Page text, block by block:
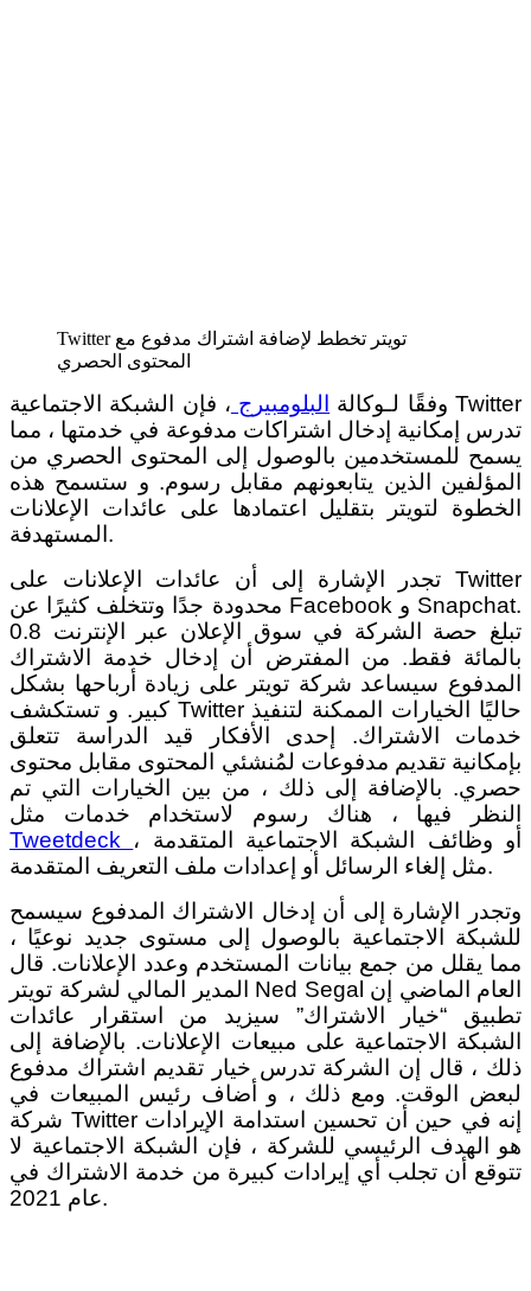
Twitter تويتر تخطط لإضافة اشتراك مدفوع مع
المحتوى الحصري
وفقًا لـوكالة البلومبيرج ، فإن الشبكة الاجتماعية Twitter
تدرس إمكانية إدخال اشتراكات مدفوعة في خدمتها ، مما
يسمح للمستخدمين بالوصول إلى المحتوى الحصري من
المؤلفين الذين يتابعونهم مقابل رسوم. و ستسمح هذه
الخطوة لتويتر بتقليل اعتمادها على عائدات الإعلانات
المستهدفة.
تجدر الإشارة إلى أن عائدات الإعلانات على Twitter
محدودة جدًا وتتخلف كثيرًا عن Facebook و Snapchat.
تبلغ حصة الشركة في سوق الإعلان عبر الإنترنت 0.8
بالمائة فقط. من المفترض أن إدخال خدمة الاشتراك
المدفوع سيساعد شركة تويتر على زيادة أرباحها بشكل
كبير. و تستكشف Twitter حاليًا الخيارات الممكنة لتنفيذ
خدمات الاشتراك. إحدى الأفكار قيد الدراسة تتعلق
بإمكانية تقديم مدفوعات لمُنشئي المحتوى مقابل محتوى
حصري. بالإضافة إلى ذلك ، من بين الخيارات التي تم
النظر فيها ، هناك رسوم لاستخدام خدمات مثل
Tweetdeck أو وظائف الشبكة الاجتماعية المتقدمة ،
مثل إلغاء الرسائل أو إعدادات ملف التعريف المتقدمة.
وتجدر الإشارة إلى أن إدخال الاشتراك المدفوع سيسمح
للشبكة الاجتماعية بالوصول إلى مستوى جديد نوعيًا ،
مما يقلل من جمع بيانات المستخدم وعدد الإعلانات. قال
المدير المالي لشركة تويتر Ned Segal العام الماضي إن
تطبيق “خيار الاشتراك” سيزيد من استقرار عائدات
الشبكة الاجتماعية على مبيعات الإعلانات. بالإضافة إلى
ذلك ، قال إن الشركة تدرس خيار تقديم اشتراك مدفوع
لبعض الوقت. ومع ذلك ، و أضاف رئيس المبيعات في
شركة Twitter إنه في حين أن تحسين استدامة الإيرادات
هو الهدف الرئيسي للشركة ، فإن الشبكة الاجتماعية لا
تتوقع أن تجلب أي إيرادات كبيرة من خدمة الاشتراك في
عام 2021.